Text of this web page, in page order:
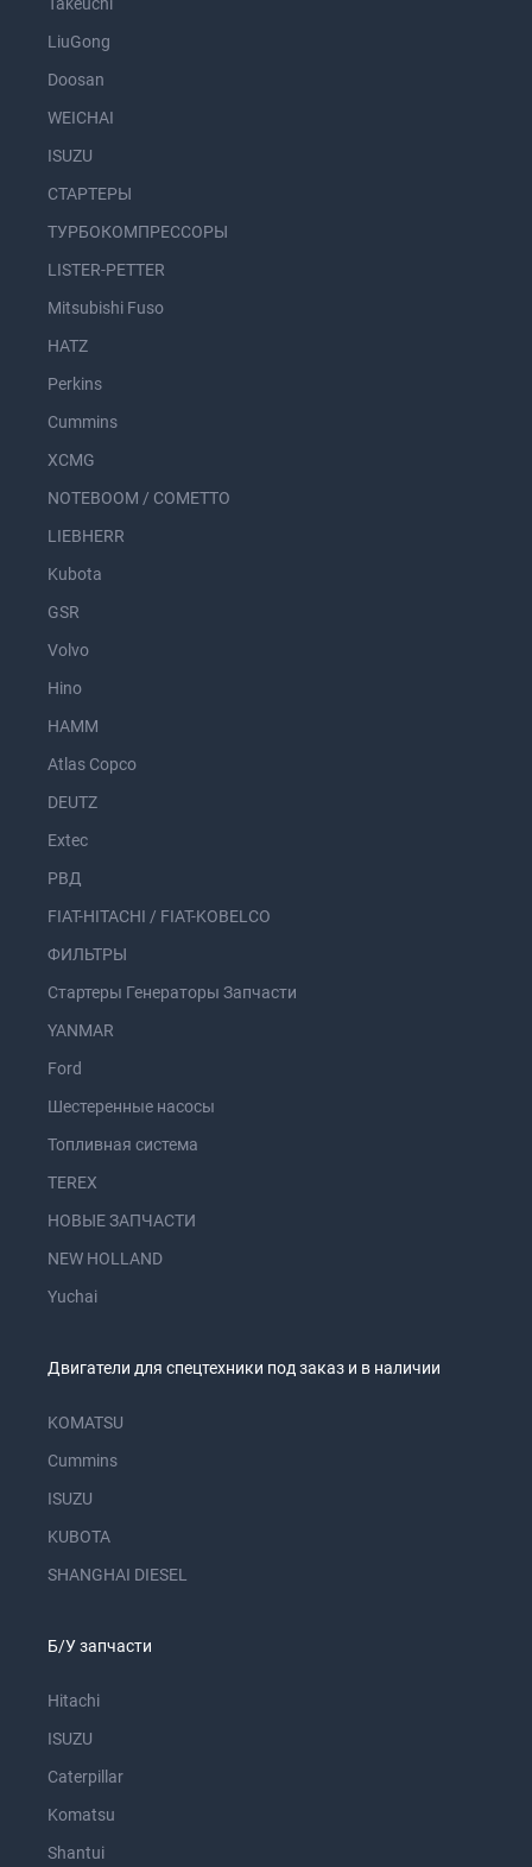
LiuGong
Doosan
WEICHAI
ISUZU
СТАРТЕРЫ
ТУРБОКОМПРЕССОРЫ
LISTER-PETTER
Mitsubishi Fuso
HATZ
Perkins
Cummins
XCMG
NOTEBOOM / COMETTO
LIEBHERR
Kubota
GSR
Volvo
Hino
HAMM
Atlas Copco
DEUTZ
Extec
РВД
FIAT-HITACHI / FIAT-KOBELCO
ФИЛЬТРЫ
Стартеры Генераторы Запчасти
YANMAR
Ford
Шестеренные насосы
Топливная система
TEREX
НОВЫЕ ЗАПЧАСТИ
NEW HOLLAND
Yuchai
Двигатели для спецтехники под заказ и в наличии
KOMATSU
Cummins
ISUZU
KUBOTA
SHANGHAI DIESEL
Б/У запчасти
Hitachi
ISUZU
Caterpillar
Komatsu
Shantui